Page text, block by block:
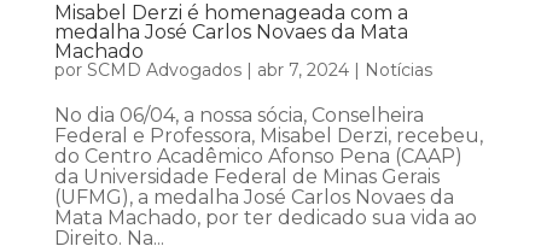
Misabel Derzi é homenageada com a
medalha José Carlos Novaes da Mata
Machado
por SCMD Advogados| abr 7, 2024| Notícias
No dia 06/04, a nossa sócia, Conselheira
Federal e Professora, Misabel Derzi, recebeu,
do Centro Acadêmico Afonso Pena (CAAP)
da Universidade Federal de Minas Gerais
(UFMG), a medalha José Carlos Novaes da
Mata Machado, por ter dedicado sua vida ao
Direito. Na...